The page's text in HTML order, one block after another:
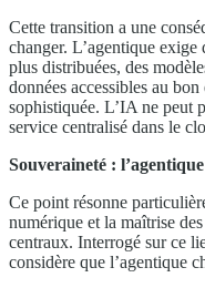
Cette transition a une
changer. L’agentique exige
plus distribuées, des
données accessibles au
sophistiquée. L’IA ne peut
service centralisé dans le
Souveraineté :
Ce point résonne
numérique et la maîtrise
centraux. Interrogé sur ce
considère que l’agentique